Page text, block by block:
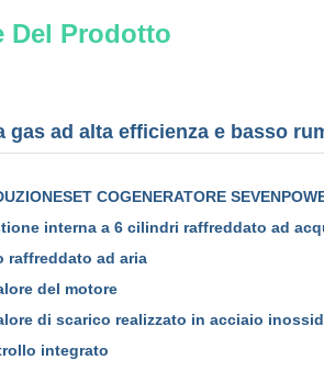
Del Prodotto
gas ad alta efficienza e basso
SET COGENERATORE
interna a 6 cilindri raffreddato ad
raffreddato ad aria
del motore
di scarico realizzato in acciaio
integrato